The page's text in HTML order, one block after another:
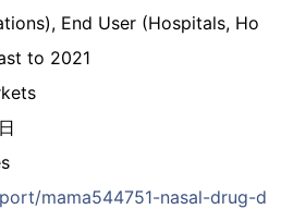
End User (Hospitals, Ho
to 2021
mama544751-nasal-drug-d